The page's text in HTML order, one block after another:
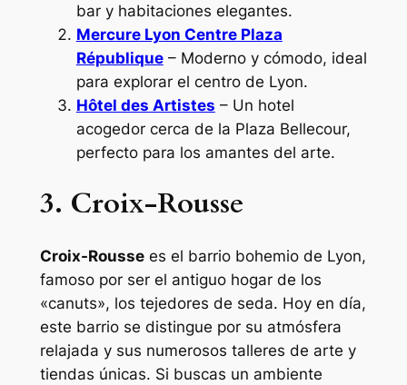
bar y habitaciones elegantes.
Mercure Lyon Centre Plaza
République– Moderno y cómodo, ideal
para explorar el centro de Lyon.
Hôtel des Artistes – Un hotel
acogedor cerca de la Plaza Bellecour,
perfecto para los amantes del arte.
3. Croix-Rousse
Croix-Roussees el barrio bohemio de Lyon,
famoso por ser el antiguo hogar de los
«canuts», los tejedores de seda. Hoy en día,
este barrio se distingue por su atmósfera
relajada y sus numerosos talleres de arte y
tiendas únicas. Si buscas un ambiente